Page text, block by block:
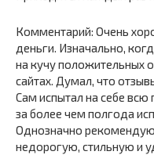
Комментарий: Очень
деньги. Изначально,
на кучу положительных
сайтах. Думал, что
Сам испытал на себе всю
за более чем полгода
Однозначно
недорогую, стильную и